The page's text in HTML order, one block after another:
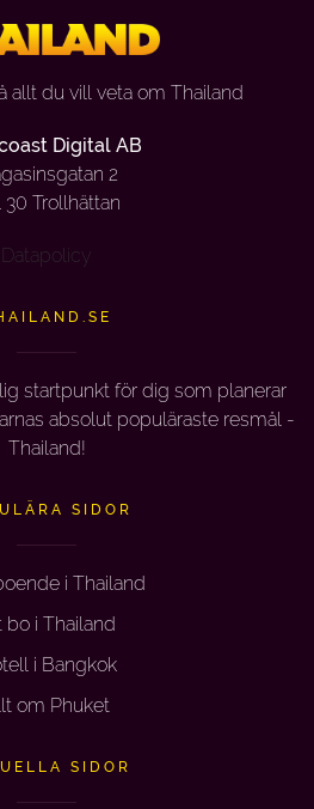
allt du vill veta om Thailand
Digital AB
2
30 Trollhättan
Datapolicy
startpunkt för dig som planerar
absolut populäraste resmål -
Thailand!
SIDOR
i Thailand
bo i Thailand
i Bangkok
om Phuket
SIDOR